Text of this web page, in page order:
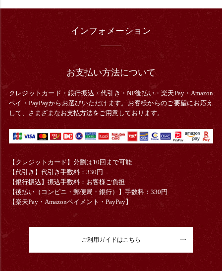
インフォメーション
お支払い方法について
クレジットカード・銀行振込・代引き・NP後払い・楽天Pay・Amazon
ペイ・PayPayからお選びいただけます。お客様からのご要望にお応え
して、さまざまなお支払方法をご用意しております。
【クレジットカード】分割は10回まで可能
【代引き】代引き手数料：330円
【銀行振込】振込手数料：お客様ご負担
【後払い（コンビニ・郵便局・銀行）】手数料：330円
【楽天Pay・Amazonペイメント・PayPay】
ご利用ガイドはこちら